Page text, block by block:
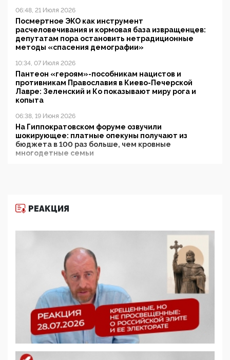
06:48, 21 Июля 2026
Посмертное ЭКО как инструмент
расчеловечивания и кормовая база извращенцев:
депутатам пора остановить нетрадиционные
методы «спасения демографии»
10:34, 07 Июля 2026
Пантеон «героям»-пособникам нацистов и
противникам Православия в Киево-Печерской
Лавре: Зеленский и Ко показывают миру рога и
копыта
06:38, 19 Июня 2026
На Гиппократовском форуме озвучили
шокирующее: платные опекуны получают из
бюджета в 100 раз больше, чем кровные
многодетные семьи
11:53, 09 Июня 2026
деятельность ИИТО ЮНЕСКО в России, но
цифроглобалисты продолжают определять
повестку в образовании
09:43, 01 Июня 2026
5G за счет здоровья граждан: Минцифры намерено
отобрать у регионов и муниципалитетов право
защищать жилые дома и социальные объекты от
05:58, 26 Мая 2026
Роскомнадзор освободили от борца с
деструктивным и опасным контентом
07:39, 25 Мая 2026
РЕАКЦИЯ